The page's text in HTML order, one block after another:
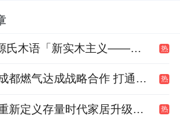
一城双响 | 源氏木语「新实木主义——黑标生活提案」发布会落地天津，黑标旗舰店盛大启幕 热
贝壳租房与成都燃气达成战略合作 打通安全巡检“最后一米” 热
圣象焕新家重新定义存量时代家居升级逻辑，筑牢说换就换的底气！ 热